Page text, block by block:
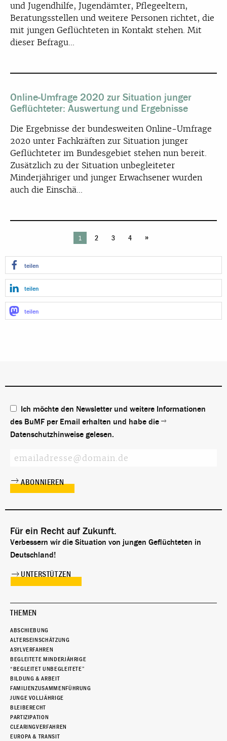
und Jugendhilfe, Jugendämter, Pflegeeltern,
Beratungsstellen und weitere Personen richtet, die
mit jungen Geflüchteten in Kontakt stehen. Mit
dieser Befragu...
Online-Umfrage 2020 zur Situation junger
Geflüchteter: Auswertung und Ergebnisse
Die Ergebnisse der bundesweiten Online-Umfrage
2020 unter Fachkräften zur Situation junger
Geflüchteter im Bundesgebiet stehen nun bereit.
Zusätzlich zu der Situation unbegleiteter
Minderjähriger und junger Erwachsener wurden
auch die Einschä...
1 2 3 4 »
teilen
teilen
teilen
Ich möchte den Newsletter und weitere Informationen
des BuMF per Email erhalten und habe die
Datenschutzhinweise gelesen.
Für ein Recht auf Zukunft.
Verbessern wir die Situation von jungen Geflüchteten in
Deutschland!
UNTERSTÜTZEN
THEMEN
ABSCHIEBUNG
ALTERSEINSCHÄTZUNG
ASYLVERFAHREN
BEGLEITETE MINDERJÄHRIGE
“BEGLEITET UNBEGLEITETE”
BILDUNG & ARBEIT
FAMILIENZUSAMMENFÜHRUNG
JUNGE VOLLJÄHRIGE
BLEIBERECHT
PARTIZIPATION
CLEARINGVERFAHREN
EUROPA & TRANSIT